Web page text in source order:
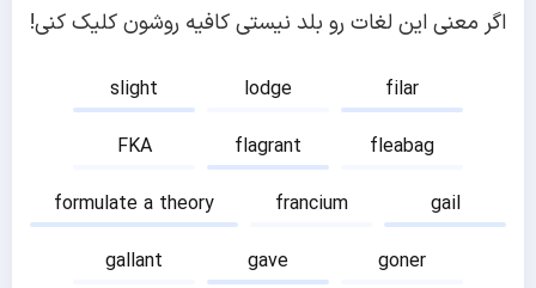
اگر معنی این لغات رو بلد نیستی کافیه روشون کلیک کنی!
slight lodge
filar
FKA
flagrant
fleabag
formulate a theory
francium
gail
gallant
gave
goner